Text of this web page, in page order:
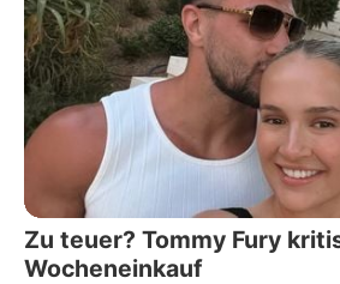
Zu teuer? Tommy Fury
Wocheneinkauf